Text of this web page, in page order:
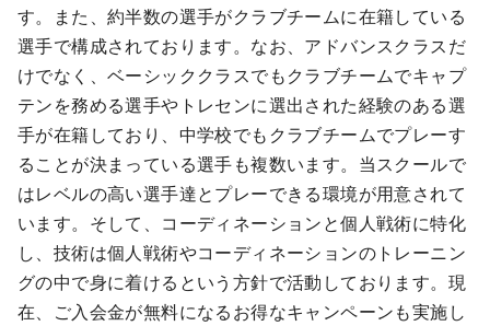
す。また、約半数の選手がクラブチームに在籍している
選手で構成されております。なお、アドバンスクラスだ
けでなく、ベーシッククラスでもクラブチームでキャプ
テンを務める選手やトレセンに選出された経験のある選
手が在籍しており、中学校でもクラブチームでプレーす
ることが決まっている選手も複数います。当スクールで
はレベルの高い選手達とプレーできる環境が用意されて
います。そして、コーディネーションと個人戦術に特化
し、技術は個人戦術やコーディネーションのトレーニン
グの中で身に着けるという方針で活動しております。現
在、ご入会金が無料になるお得なキャンペーンも実施し